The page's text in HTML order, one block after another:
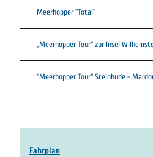
Meerhopper "Total"
„Meerhopper Tour“ zur Insel
"Meerhopper Tour" Steinhude -
Fahrplan